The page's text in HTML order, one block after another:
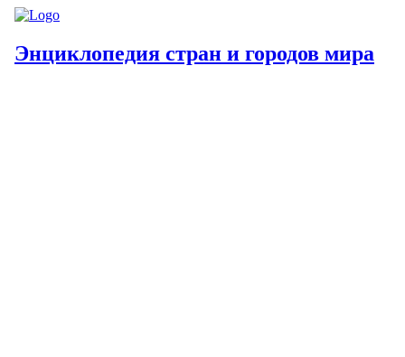
Энциклопедия стран и городов мира